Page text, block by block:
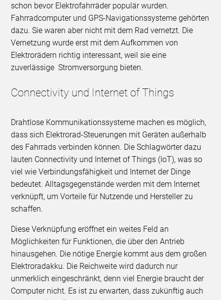
schon bevor Elektrofahrräder populär wurden.
Fahrradcomputer und GPS-Navigationssysteme gehörten
dazu. Sie waren aber nicht mit dem Rad vernetzt. Die
Vernetzung wurde erst mit dem Aufkommen von
Elektrorädern richtig interessant, weil sie eine
zuverlässige Stromversorgung bieten.
Connectivity und Internet of Things
Drahtlose Kommunikationssysteme machen es möglich,
dass sich Elektrorad-Steuerungen mit Geräten außerhalb
des Fahrrads verbinden können. Die Schlagwörter dazu
lauten Connectivity und Internet of Things (IoT), was so
viel wie Verbindungsfähigkeit und Internet der Dinge
bedeutet. Alltagsgegenstände werden mit dem Internet
verknüpft, um Vorteile für Nutzende und Hersteller zu
schaffen.
Diese Verknüpfung eröffnet ein weites Feld an
Möglichkeiten für Funktionen, die über den Antrieb
hinausgehen. Die nötige Energie kommt aus dem großen
Elektroradakku. Die Reichweite wird dadurch nur
unmerklich eingeschränkt, denn viel Energie braucht der
Computer nicht. Es ist zu erwarten, dass zukünftig auch